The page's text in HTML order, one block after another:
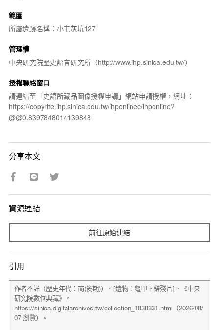
範圍
所屬遺跡名稱：小屯灰坑127
管理權
中央研究院歷史語言研究所（http://www.ihp.sinica.edu.tw/）
授權聯絡窗口
請連結至「史語所藏品圖像授權申請」網站申請授權，網址：
https://copyrite.ihp.sinica.edu.tw/ihponlinec/ihponline?
@@0.8397848014139848
分享本文
資源連結
前往原始連結
引用